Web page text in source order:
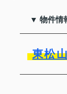
▼ 物件情
東松